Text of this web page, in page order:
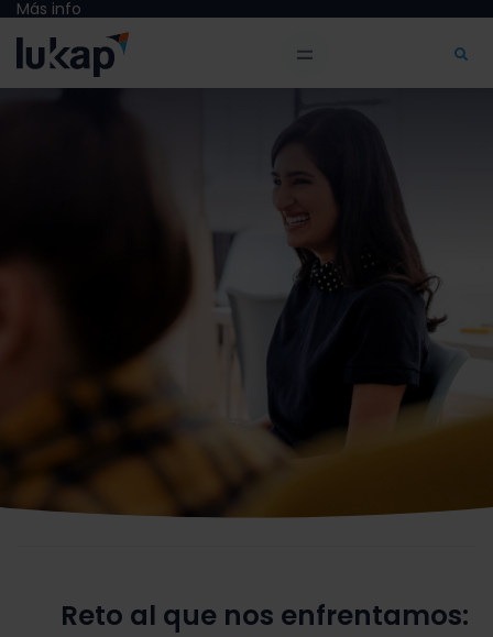
Más info
Reto al que nos enfrentamos: